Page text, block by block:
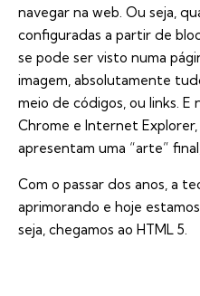
navegar na web. Ou seja,
configuradas a partir de
se pode ser visto numa
imagem, absolutamente
meio de códigos, ou links.
Chrome e Internet
apresentam uma “arte”
Com o passar dos anos, a
aprimorando e hoje
seja, chegamos ao HTML 5.